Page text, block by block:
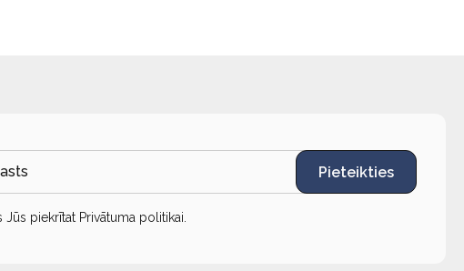
Pieteikties
Jūs piekrītat Privātuma politikai